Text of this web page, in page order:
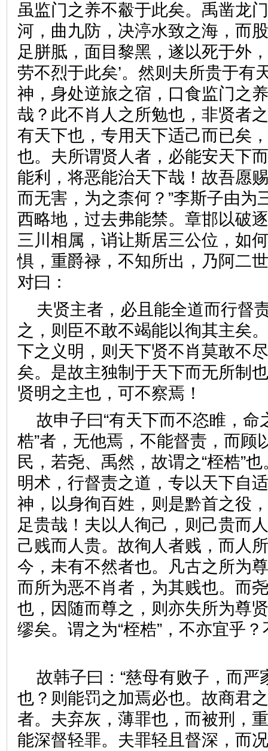
虽监门之养不觳于此矣。禹凿龙
河，曲九防，决渟水致之海，而
足胼胝，面目黎黑，遂以死于外
劳不烈于此矣’。然则夫所贵于有
神，身处逆旅之宿，口食监门之
哉？此不肖人之所勉也，非贤者
有天下也，专用天下适己而已矣
也。夫所谓贤人者，必能安天下
能利，将恶能治天下哉！故吾愿
而无害，为之柰何？”李斯子由为
西略地，过去弗能禁。章邯以破
三川相属，诮让斯居三公位，如
惧，重爵禄，不知所出，乃阿二
对曰：
夫贤主者，必且能全道而行督
之，则臣不敢不竭能以徇其主矣
下之义明，则天下贤不肖莫敢不
矣。是故主独制于天下而无所制
贤明之主也，可不察焉！
故申子曰“有天下而不恣睢，命
梏”者，无他焉，不能督责，而顾
民，若尧、禹然，故谓之“桎梏”
明术，行督责之道，专以天下自
神，以身徇百姓，则是黔首之役
足贵哉！夫以人徇己，则己贵而
己贱而人贵。故徇人者贱，而人
今，未有不然者也。凡古之所为
而所为恶不肖者，为其贱也。而
也，因随而尊之，则亦失所为尊
缪矣。谓之为“桎梏”，不亦宜乎
故韩子曰：“慈母有败子，而严
也？则能罚之加焉必也。故商君
者。夫弃灰，薄罪也，而被刑，
能深督轻罪。夫罪轻且督深，而